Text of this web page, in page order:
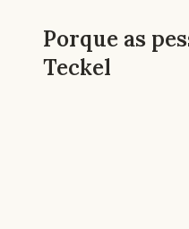
Porque as
Teckel